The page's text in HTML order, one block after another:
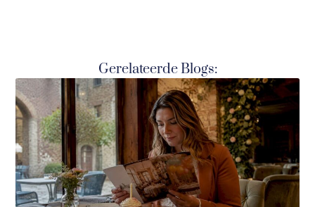
Gerelateerde Blogs: